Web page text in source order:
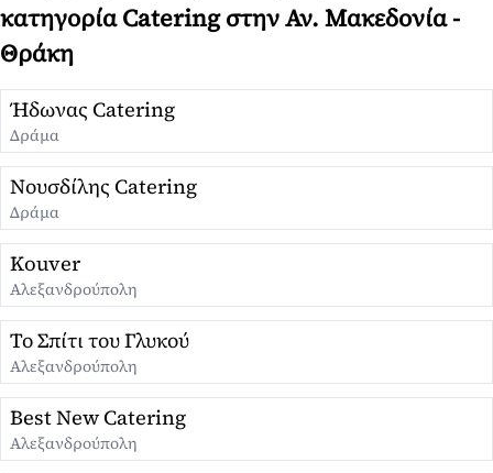
κατηγορία Catering στην Αν. Μακεδονία -
Θράκη
Ήδωνας Catering
Δράμα
Νουσδίλης Catering
Δράμα
Kouver
Αλεξανδρούπολη
Το Σπίτι του Γλυκού
Αλεξανδρούπολη
Best New Catering
Αλεξανδρούπολη